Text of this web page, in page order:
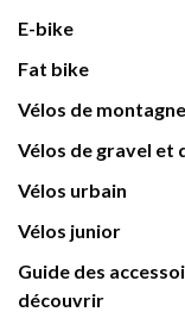
E-bike
Fat bike
Vélos de montagne
Vélos de gravel et
Vélos urbain
Vélos junior
Guide des
découvrir